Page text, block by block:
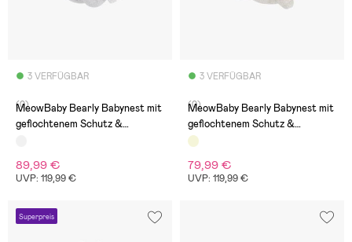
3 VERFÜGBAR
(0)
MeowBaby Bearly Babynest mit
geflochtenem Schutz &
89,99 €
UVP: 119,99 €
3 VERFÜGBAR
(0)
MeowBaby Bearly Babynest mit
geflochtenem Schutz &
Spielteppich, Cream
79,99 €
UVP: 119,99 €
Superpreis